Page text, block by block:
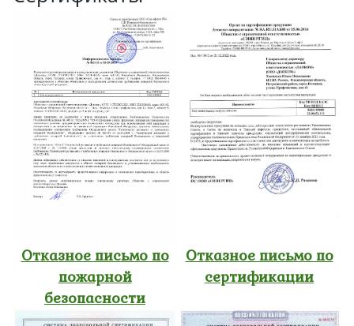
Отказное письмо по
пожарной
безопасности
Отказное письмо по
сертификации